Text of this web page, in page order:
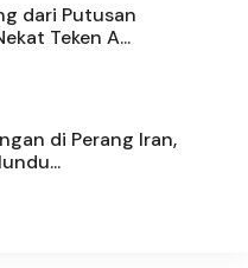
dari Putusan
Teken A...
di Perang Iran,